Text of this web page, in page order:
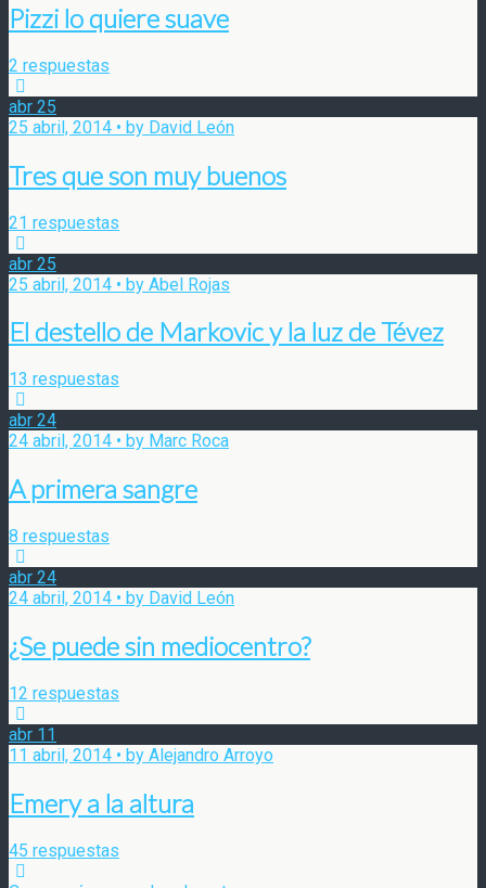
Pizzi lo quiere suave
2 respuestas
abr 25
25 abril, 2014 • by David León
Tres que son muy buenos
21 respuestas
abr 25
25 abril, 2014 • by Abel Rojas
El destello de Markovic y la luz de Tévez
13 respuestas
abr 24
24 abril, 2014 • by Marc Roca
A primera sangre
8 respuestas
abr 24
24 abril, 2014 • by David León
¿Se puede sin mediocentro?
12 respuestas
abr 11
11 abril, 2014 • by Alejandro Arroyo
Emery a la altura
45 respuestas